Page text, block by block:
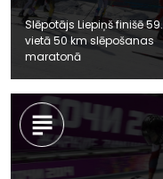
Slēpotājs Liepiņš finišē 59.
vietā 50 km slēpošanas
maratonā